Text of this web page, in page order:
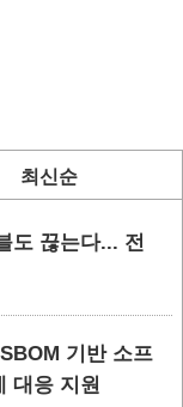
최신순
도 끊는다... 전
기반 소프
대응 지원